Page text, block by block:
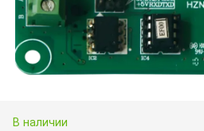
В наличии